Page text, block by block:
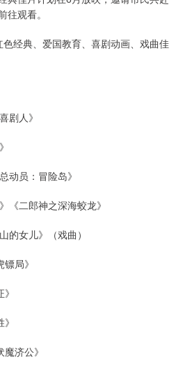
观看。
经典、爱国教育、喜剧动画、戏曲佳
剧人》
动员：冒险岛》
《二郎神之深海蛟龙》
的女儿》（戏曲）
局》
济公》